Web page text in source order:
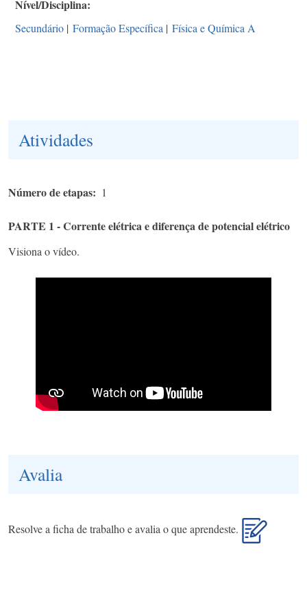
Nível/Disciplina
Secundário | Formação Específica | Física e Química A
Atividades
Número de etapas 1
PARTE 1 - Corrente elétrica e diferença de potencial elétrico
Visiona o vídeo.
Avalia
Resolve a ficha de trabalho e avalia o que aprendeste.